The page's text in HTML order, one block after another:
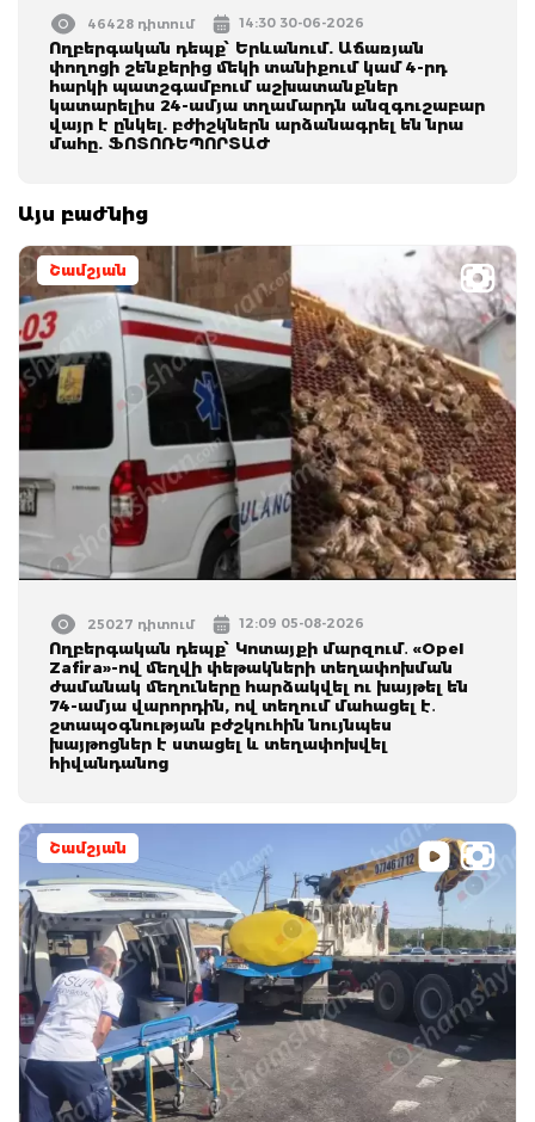
46428 դիտում 14:30 30-06-2026
Ողբերգական դեպք՝ Երևանում. Աճառյան
փողոցի շենքերից մեկի տանիքում կամ 4-րդ
հարկի պատշգամբում աշխատանքներ
կատարելիս 24-ամյա տղամարդն անզգուշաբար
վայր է ընկել. բժիշկներն արձանագրել են նրա
մահը. ՖՈՏՈՌԵՊՈՐՏԱԺ
Այս բաժնից
Շամշյան
25027 դիտում 12:09 05-08-2026
Ողբերգական դեպք՝ Կոտայքի մարզում․ «Opel
Zafira»-ով մեղվի փեթակների տեղափոխման
ժամանակ մեղուները հարձակվել ու խայթել են
74-ամյա վարորդին, ով տեղում մահացել է․
շտապօգնության բժշկուհին նույնպես
խայթոցներ է ստացել և տեղափոխվել
հիվանդանոց
Շամշյան